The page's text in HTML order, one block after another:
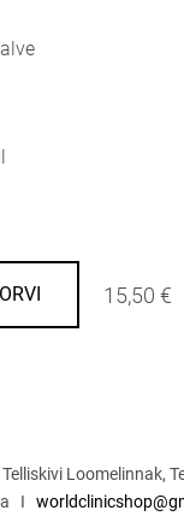
15,50 €
Loomelinnak,
I